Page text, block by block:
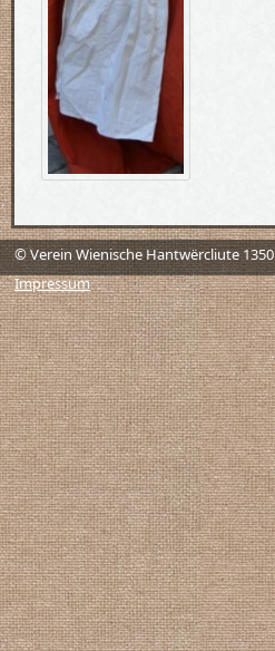
© Verein Wienische Hantwërcliute 1350
Impressum